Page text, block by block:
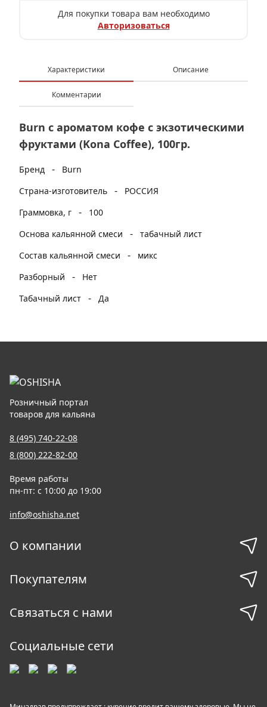
Для покупки товара вам необходимо
Авторизоваться
Характеристики Описание
Комментарии
Burn с ароматом кофе с экзотическими
фруктами (Kona Coffee), 100гр.
Бренд -
Burn
Страна-изготовитель
-
РОССИЯ
Граммовка, г
-
100
Основа кальянной смеси
- табачный лист
Состав кальянной смеси
-
микс
Разборный
-
Нет
Табачный лист
- Да
Розничный портал
товаров для кальяна
8 (495) 740-22-08
8 (800) 222-82-00
Время работы
пн-пт: с 10:00 до 19:00
info@oshisha.net
О компании
Покупателям
Связаться с нами
Социальные сети